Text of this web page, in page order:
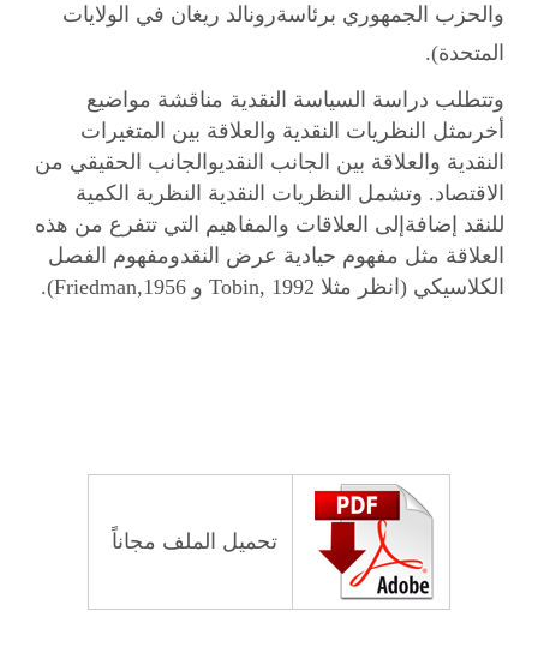
والحزب الجمهوري برئاسةرونالد ريغان في الولايات
المتحدة).
وتتطلب دراسة السياسة النقدية مناقشة مواضيع
أخرىمثل النظريات النقدية والعلاقة بين المتغيرات
النقدية والعلاقة بين الجانب النقديوالجانب الحقيقي من
الاقتصاد. وتشمل النظريات النقدية النظرية الكمية
للنقد إضافةإلى العلاقات والمفاهيم التي تتفرع من هذه
العلاقة مثل مفهوم حيادية عرض النقدومفهوم الفصل
الكلاسيكي (انظر مثلا
Friedman,1956و Tobin, 1992
).
تحميل الملف مجاناً